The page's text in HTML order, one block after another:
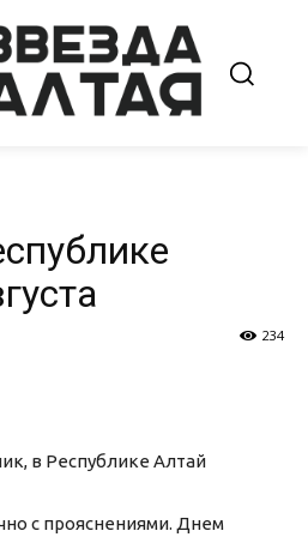
234
в Республике Алтай
с прояснениями. Днем